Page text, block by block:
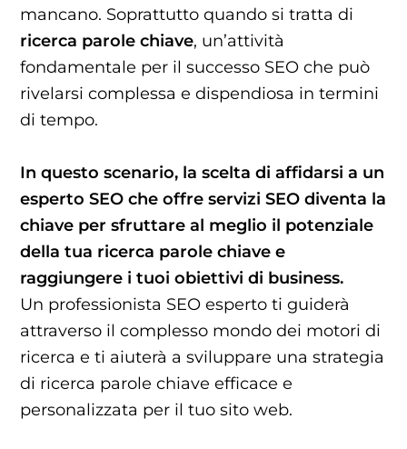
mancano. Soprattutto quando si tratta di
ricerca parole chiave, un’attività
fondamentale per il successo SEO che può
rivelarsi complessa e dispendiosa in termini
di tempo.
In questo scenario, la scelta di affidarsi a un
esperto SEO che offre servizi SEO diventa la
chiave per sfruttare al meglio il potenziale
della tua ricerca parole chiave e
raggiungere i tuoi obiettivi di business.
Un professionista SEO esperto ti guiderà
attraverso il complesso mondo dei motori di
ricerca e ti aiuterà a sviluppare una strategia
di ricerca parole chiave efficace e
personalizzata per il tuo sito web.